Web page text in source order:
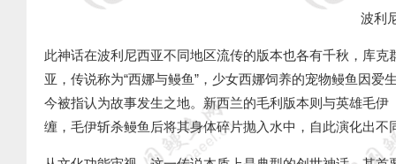
波利
此神话在波利尼西亚不同地区流传的版本也各有千秋，库
亚，传说称为“西娜与鳗鱼” ，少女西娜饲养的宠物鳗鱼因爱
今被指认为故事发生之地。新西兰的毛利版本则与英雄毛伊
缠，毛伊斩杀鳗鱼后将其身体碎片抛入水中，自此演化出